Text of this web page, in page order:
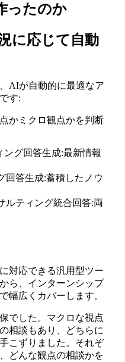
ったのか
に応じて自動
AIが自動的に最適なア
す:
かミクロ観点かを判断
グ回答生成:最新情報
答生成:蓄積したノウ
ティング統合回答:両
対応できる汎用型ツー
ら、インターンシップ
幅広くカバーします。
でした。マクロな視点
相談もあり、どちらに
こずりました。それぞ
どんな観点の相談かを